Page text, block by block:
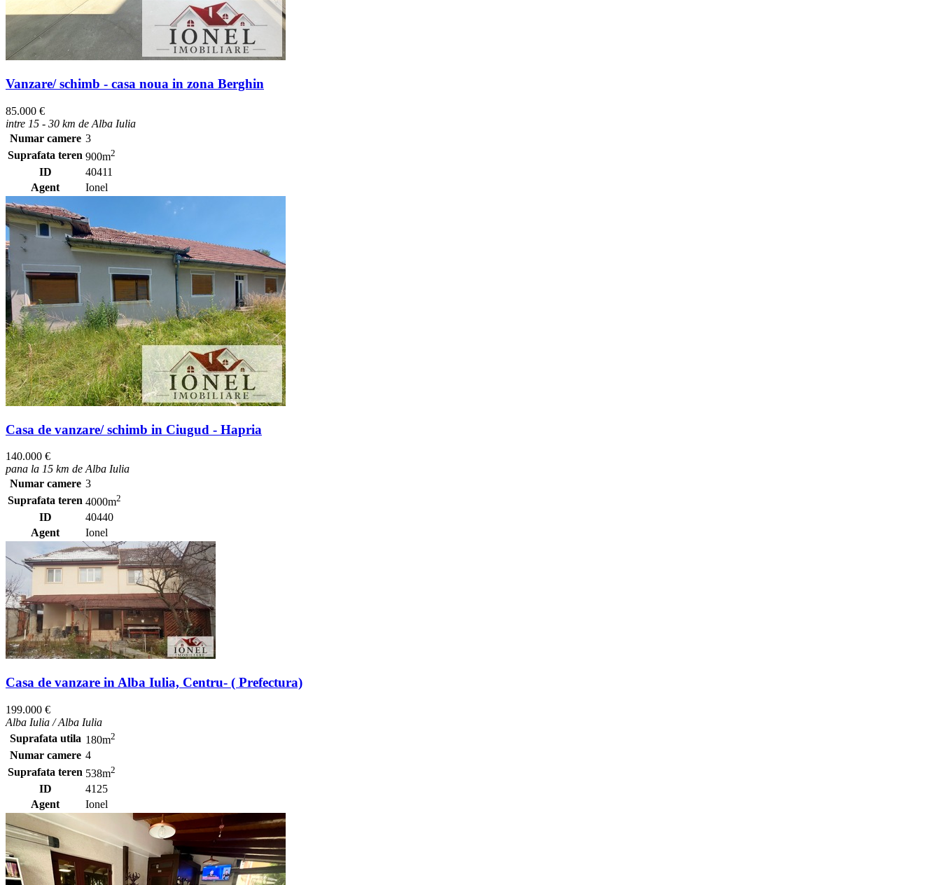
Vanzare/ schimb - casa noua in zona Berghin
85.000 €
intre 15 - 30 km de Alba Iulia
Numar camere 3
Suprafata teren 900m2
ID
40411
Agent
Ionel
Casa de vanzare/ schimb in Ciugud - Hapria
140.000 €
pana la 15 km de Alba Iulia
Numar camere 3
Suprafata teren 4000m2
ID
40440
Agent
Ionel
Casa de vanzare in Alba Iulia, Centru- ( Prefectura)
199.000 €
Alba Iulia / Alba Iulia
Suprafata utila 180m2
Numar camere 4
Suprafata teren 538m2
ID
4125
Agent
Ionel